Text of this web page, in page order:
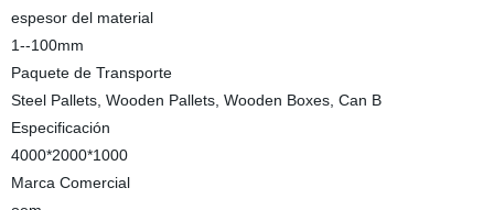
espesor del material
1--100mm
Paquete de Transporte
Steel Pallets, Wooden Pallets, Wooden Boxes, Can B
Especificación
4000*2000*1000
Marca Comercial